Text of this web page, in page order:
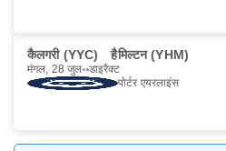
कैलगरी (YYC) हैमिल्टन (YHM)
मंगल, 28 जुल॰ डाइरैक्ट
पोर्टर एयरलाइंस